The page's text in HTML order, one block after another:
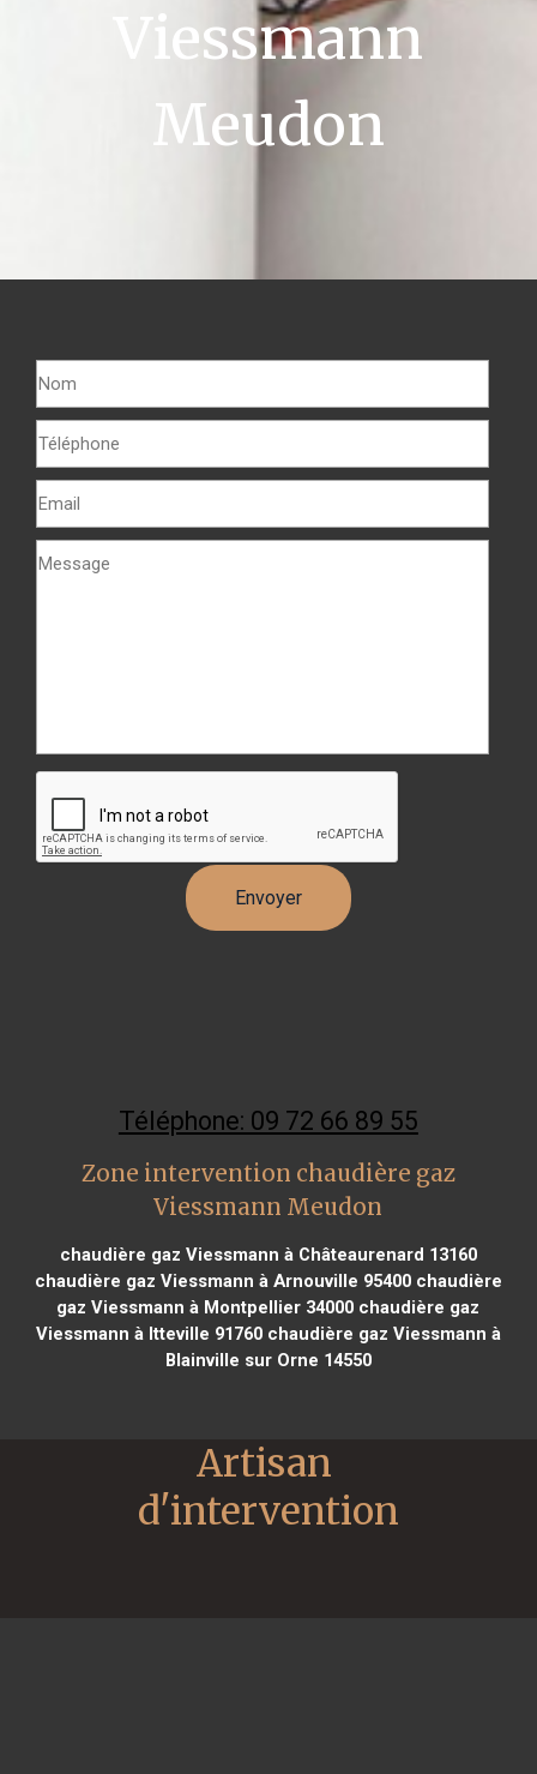
Viessmann
Meudon
Téléphone: 09 72 66 89 55
Zone intervention chaudière gaz
Viessmann Meudon
chaudière gaz Viessmann à Châteaurenard 13160
chaudière gaz Viessmann à Arnouville 95400chaudière
gaz Viessmann à Montpellier 34000 chaudière gaz
Viessmann à Itteville 91760chaudière gaz Viessmann à
Blainville sur Orne 14550
Artisan
d'intervention